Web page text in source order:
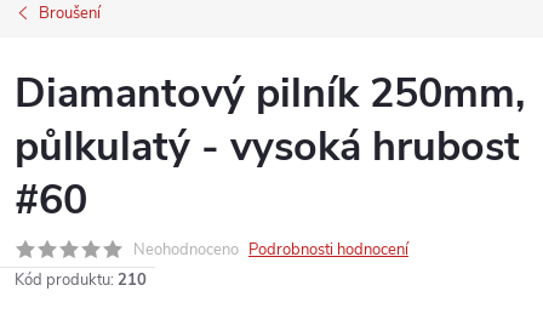
Broušení
Diamantový pilník 250mm,
půlkulatý - vysoká hrubost
#60
Neohodnoceno Podrobnosti hodnocení
Kód produktu: 210